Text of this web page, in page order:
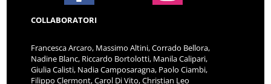
COLLABORATORI
Francesca Arcaro, Massimo Altini, Corrado Bellora,
Nadine Blanc, Riccardo Bortolotti, Manila Calipari,
Giulia Calisti, Nadia Camposaragna, Paolo Ciambi,
Filippo Clermont, Carol Di Vito, Christian Leo